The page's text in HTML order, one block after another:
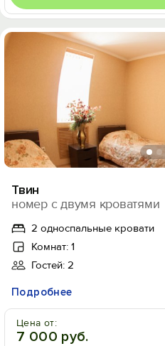
Твин
номер с двумя кроватями
2 односпальные кровати
Комнат: 1
Гостей: 2
Подробнее
Цена от:
7 000 руб.